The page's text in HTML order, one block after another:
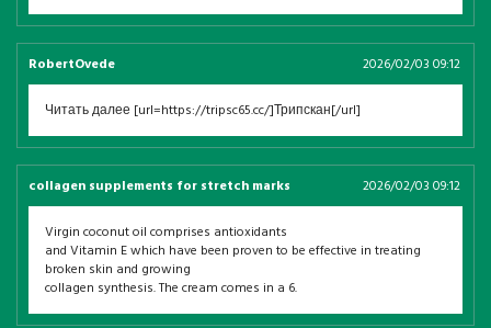
RobertOvede 2026/02/03 09:12
Читать далее [url=https://tripsc65.cc/]Трипскан[/url]
collagen supplements for stretch marks 2026/02/03 09:12
Virgin coconut oil comprises antioxidants
and Vitamin E which have been proven to be effective in treating
broken skin and growing
collagen synthesis. The cream comes in a 6.